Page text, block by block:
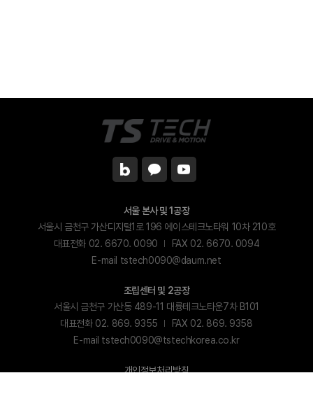
서울 본사 및 1공장
서울시 금천구 가산디지털1로 196 에이스테크노타워 10차 210호
대표전화 02. 6670. 0090
FAX 02. 6670. 0094
E-mail tstech0090@daum.net
조립센터 및 2공장
서울시 금천구 가산동 489-11 대륭테크노타운7차 B101
대표전화 02. 869. 9355
FAX 02. 869. 9358
E-mail tstech0090@tstechkorea.co.kr
개인정보처리방침